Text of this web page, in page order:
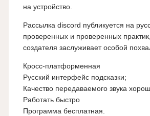
на устройство.
Рассылка discord публикуется на
проверенных и проверенных
создателя заслуживает особой
Кросс-платформенная
Русский интерфейс подсказки;
Качество передаваемого звука
Работать быстро
Программа бесплатная.